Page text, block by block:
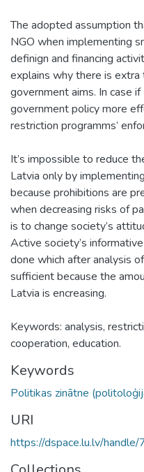
The adopted assumption
NGO when implementing
definign and financing
explains why there is extra
government aims. In case
government policy more
restriction programms’
It’s impossible to reduce
Latvia only by
because prohibitions are
when decreasing risks of
is to change society’s
Active society’s
done which after analysis
sufficient because the
Latvia is encreasing.
Keywords: analysis,
cooperation, education.
Keywords
Politikas zinātne
URI
https://dspace.lu.lv/